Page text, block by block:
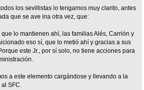
los sevillistas lo tengamos muy clarito, antes
que se ave ina otra vez, que:
lo mantienen ahí, las familias Alés, Carrión y
eso sí, que lo metió ahí y gracias a sus
este Jr., por sí solo, no tiene acciones para
a este elemento cargándose y llevando a la
SFC.